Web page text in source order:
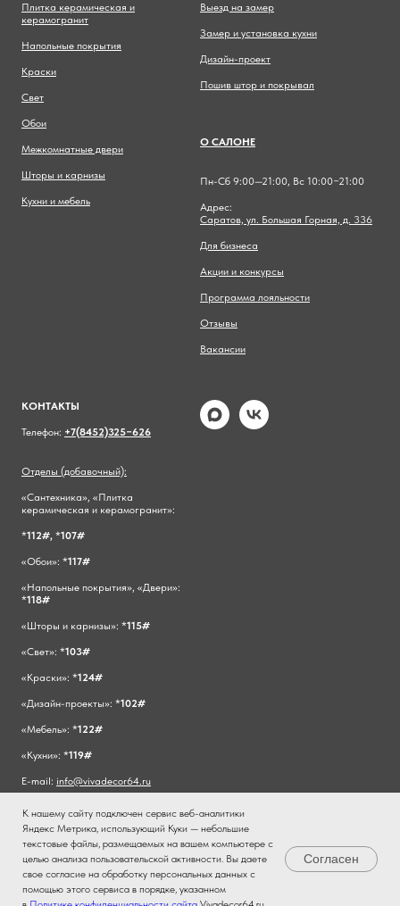
К нашему сайту подключен сервис веб-аналитики
Яндекс Метрика, использующий Куки — небольшие
текстовые файлы, размещаемых на вашем компьютере с
целью анализа пользовательской активности. Вы даете
свое согласие на обработку персональных данных с
помощью этого сервиса в порядке, указанном
Согласен
Плитка керамическая и
керамогранит
Напольные покрытия
Краски
Свет
Обои
Межкомнатные двери
Шторы и карнизы
Кухни и мебель
Выезд на замер
Замер и установка кухни
Дизайн-проект
Пошив штор и покрывал
О САЛОНЕ
Пн-Сб 9:00—21:00, Вс 10:00−21:00
Адрес:
Саратов, ул. Большая Горная, д. 336
Для бизнеса
Акции и конкурсы
Программа лояльности
Отзывы
Вакансии
КОНТАКТЫ
Телефон: +7(8452)325−626
Отделы (добавочный):
«Сантехника», «Плитка
керамическая и керамогранит»:
*112#, *107#
«Обои»: *117#
«Напольные покрытия», «Двери»:
*118#
«Шторы и карнизы»: *115#
«Свет»: *103#
«Краски»: *124#
«Дизайн-проекты»: *102#
«Мебель»: *122#
«Кухни»: *119#
E-mail: info@vivadecor64.ru